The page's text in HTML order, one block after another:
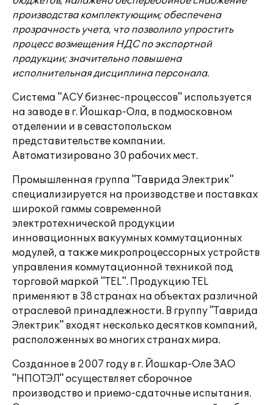
производства комплектующим; обеспечена
прозрачность учета, что позволило упростить
процесс возмещения НДС по экспортной
продукции; значительно повышена
исполнительная дисциплина персонала.
Система "АСУ бизнес-процессов" используется
на заводе в г. Йошкар-Ола, в подмосковном
отделении и в севастопольском
представительстве компании.
Автоматизировано 30 рабочих мест.
Промышленная группа "Таврида Электрик"
специализируется на производстве и поставках
широкой гаммы современной
электротехнической продукции
инновационных вакуумных коммутационных
модулей, а также микропроцессорных устройств
управления коммутационной техникой под
торговой маркой "TEL". Продукцию TEL
применяют в 38 странах на объектах различной
отраслевой принадлежности. В группу "Таврида
Электрик" входят несколько десятков компаний,
расположенных во многих странах мира.
Созданное в 2007 году в г. Йошкар-Оле ЗАО
"НПОТЭЛ" осуществляет сборочное
производство и приемо-сдаточные испытания.